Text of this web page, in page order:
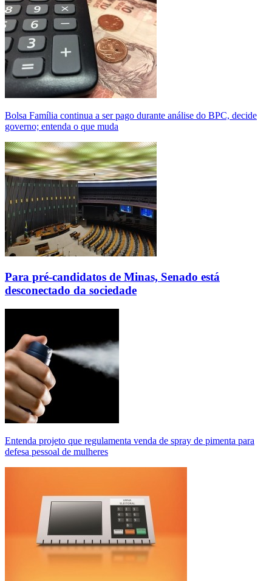
Bolsa Família continua a ser pago durante análise do BPC, decide
governo; entenda o que muda
Para pré-candidatos de Minas, Senado está
desconectado da sociedade
Entenda projeto que regulamenta venda de spray de pimenta para
defesa pessoal de mulheres